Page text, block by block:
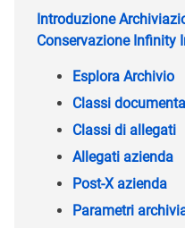
Introduzione
Conservazione Infinity
Esplora Archivio
Classi
Classi di allegati
Allegati azienda
Post-X azienda
Parametri